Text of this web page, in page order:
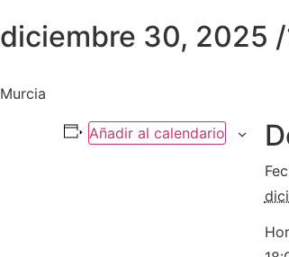
diciembre 30, 2025
Murcia
Añadir al calendario